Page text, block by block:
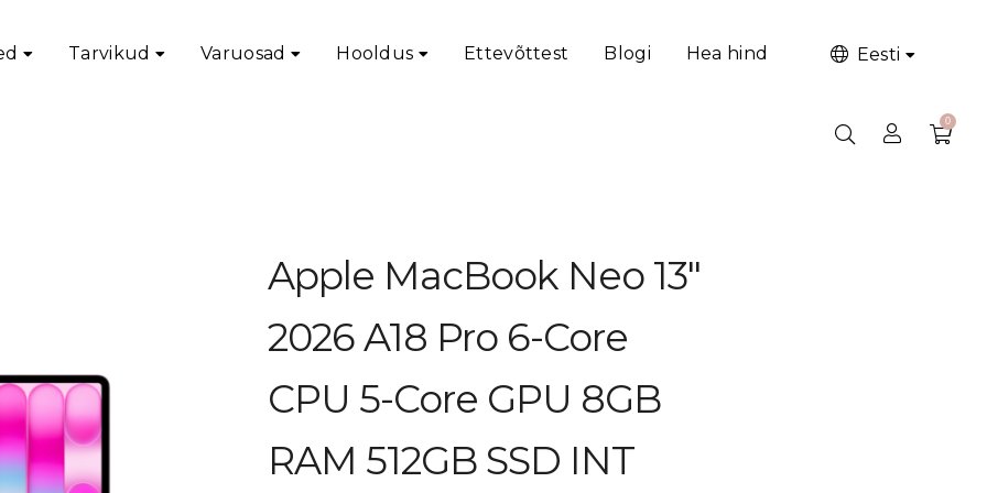
Tarvikud Varuosad Hooldus Ettevõttest Blogi Hea hind Eesti
0
Apple MacBook Neo 13″
2026 A18 Pro 6-Core
CPU 5-Core GPU 8GB
RAM 512GB SSD INT